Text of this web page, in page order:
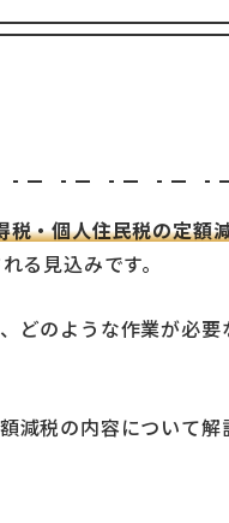
・個人住民税の定額
る見込みです。
どのような作業が必
減税の内容について解